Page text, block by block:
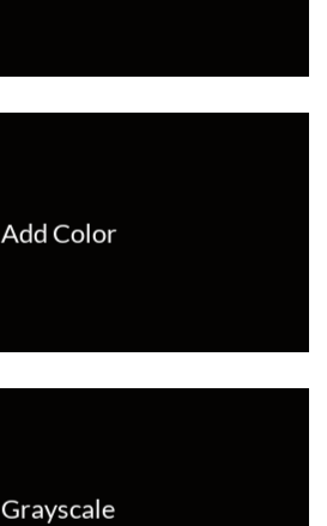
Add Color
Grayscale